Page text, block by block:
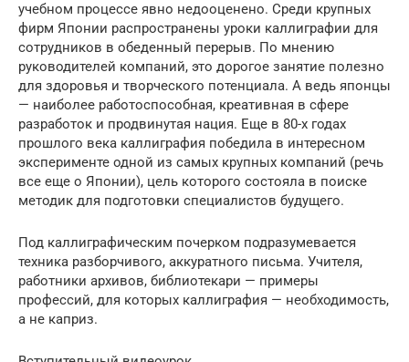
учебном процессе явно недооценено. Среди крупных
фирм Японии распространены уроки каллиграфии для
сотрудников в обеденный перерыв. По мнению
руководителей компаний, это дорогое занятие полезно
для здоровья и творческого потенциала. А ведь японцы
— наиболее работоспособная, креативная в сфере
разработок и продвинутая нация. Еще в 80-х годах
прошлого века каллиграфия победила в интересном
эксперименте одной из самых крупных компаний (речь
все еще о Японии), цель которого состояла в поиске
методик для подготовки специалистов будущего.
Под каллиграфическим почерком подразумевается
техника разборчивого, аккуратного письма. Учителя,
работники архивов, библиотекари — примеры
профессий, для которых каллиграфия — необходимость,
а не каприз.